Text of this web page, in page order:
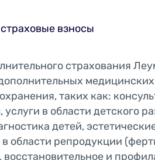
взносы
страхования
таких как:
в области детского
детей,
области репродукции
и